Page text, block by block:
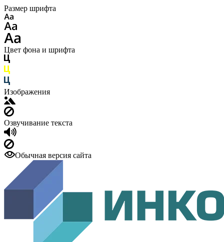
Размер шрифта
Цвет фона и шрифта
Изображения
Озвучивание текста
Обычная версия сайта